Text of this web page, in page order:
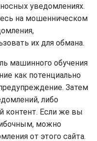
уведомлениях.
на мошенническом
их для обмана.
машинного обучения
как потенциально
Затем
либо
контент. Если же вы
можно
от этого сайта.